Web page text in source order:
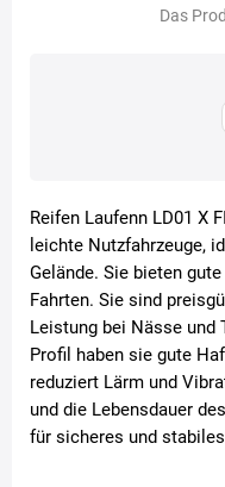
Das
Reifen Laufenn LD01 X
leichte Nutzfahrzeuge,
Gelände. Sie bieten
Fahrten. Sie sind
Leistung bei Nässe
Profil haben sie gute
reduziert Lärm und
und die Lebensdauer
für sicheres und